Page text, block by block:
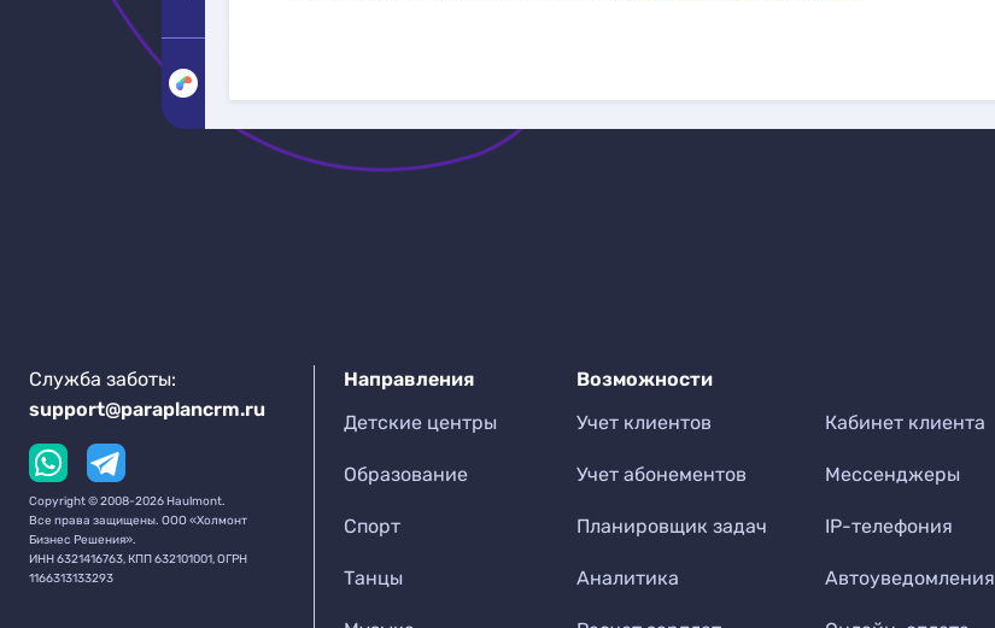
Служба заботы:
support@paraplancrm.ru
Copyright © 2008-2026 Haulmont.
Все права защищены. ООО «Холмонт
Бизнес Решения».
ИНН 6321416763, КПП 632101001, ОГРН
1166313133293
Направления
Детские центры
Образование
Спорт
Танцы
Возможности
Учет клиентов
Учет абонементов
Планировщик задач
Аналитика
Кабинет клиента
Мессенджеры
IP-телефония
Автоуведомления